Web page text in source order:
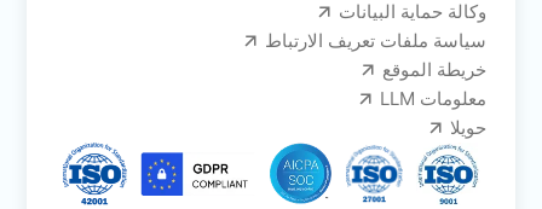
وكالة حماية البيانات
سياسة ملفات تعريف الارتباط
خريطة الموقع
معلومات LLM
حويلا